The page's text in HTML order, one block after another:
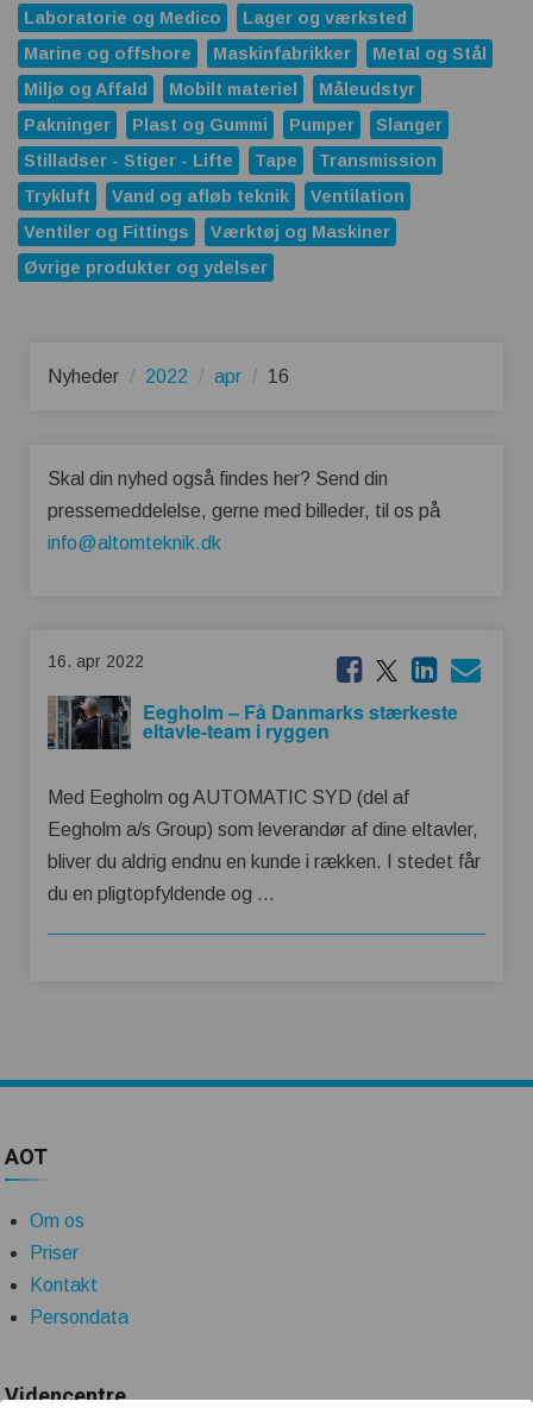
Laboratorie og Medico
Lager og værksted
Marine og offshore
Maskinfabrikker
Metal og Stål
Miljø og Affald
Mobilt materiel
Måleudstyr
Pakninger
Plast og Gummi Pumper
Slanger
Stilladser - Stiger - Lifte
Tape
Transmission
Trykluft
Vand og afløb teknik
Ventilation
Ventiler og Fittings
Værktøj og Maskiner
Øvrige produkter og ydelser
Nyheder 2022 apr 16
Skal din nyhed også findes her? Send din
pressemeddelelse, gerne med billeder, til os på
info@altomteknik.dk
16. apr 2022
Eegholm – Få Danmarks stærkeste
eltavle-team i ryggen
Med Eegholm og AUTOMATIC SYD (del af
Eegholm a/s Group) som leverandør af dine eltavler,
bliver du aldrig endnu en kunde i rækken. I stedet får
du en pligtopfyldende og …
AOT
Om os
Priser
Kontakt
Persondata
Videncentre